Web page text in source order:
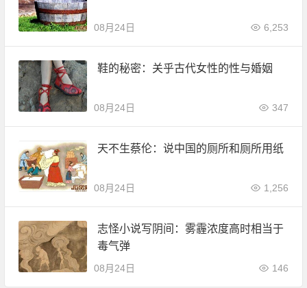
08月24日 6,253
鞋的秘密：关乎古代女性的性与婚姻
08月24日 347
天不生蔡伦：说中国的厕所和厕所用纸
08月24日 1,256
志怪小说写阴间：雾霾浓度高时相当于
毒气弹
08月24日 146